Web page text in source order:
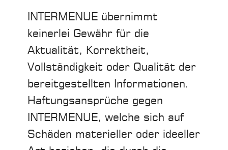
INTERMENUE übernimmt
keinerlei Gewähr für die
Aktualität, Korrektheit,
Vollständigkeit oder Qualität der
bereitgestellten Informationen.
Haftungsansprüche gegen
INTERMENUE, welche sich auf
Schäden materieller oder ideeller